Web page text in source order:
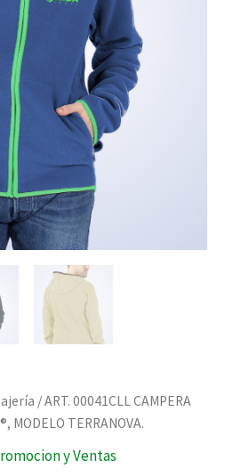
/ ART. 00041CLL CAMPERA
MODELO TERRANOVA.
y Ventas